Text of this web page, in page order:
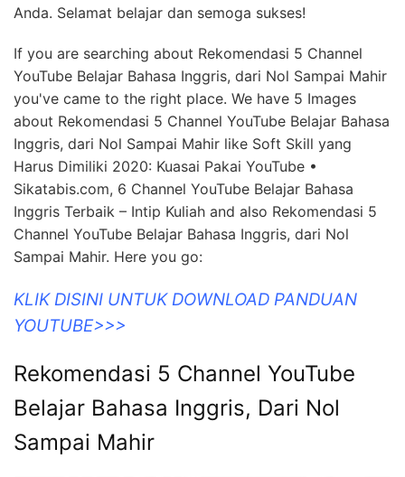
Anda. Selamat belajar dan semoga sukses!
If you are searching about Rekomendasi 5 Channel
YouTube Belajar Bahasa Inggris, dari Nol Sampai Mahir
you've came to the right place. We have 5 Images
about Rekomendasi 5 Channel YouTube Belajar Bahasa
Inggris, dari Nol Sampai Mahir like Soft Skill yang
Harus Dimiliki 2020: Kuasai Pakai YouTube •
Sikatabis.com, 6 Channel YouTube Belajar Bahasa
Inggris Terbaik – Intip Kuliah and also Rekomendasi 5
Channel YouTube Belajar Bahasa Inggris, dari Nol
Sampai Mahir. Here you go:
KLIK DISINI UNTUK DOWNLOAD PANDUAN
YOUTUBE>>>
Rekomendasi 5 Channel YouTube
Belajar Bahasa Inggris, Dari Nol
Sampai Mahir